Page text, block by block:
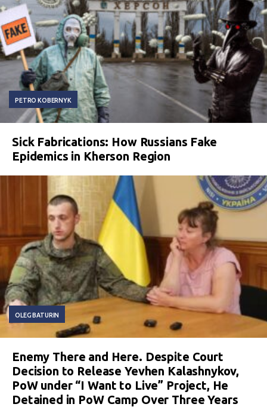
PETRO KOBERNYK
Sick Fabrications: How Russians Fake
Epidemics in Kherson Region
OLEG BATURIN
Enemy There and Here. Despite Court
Decision to Release Yevhen Kalashnykov,
PoW under “I Want to Live” Project, He
Detained in PoW Camp Over Three Years